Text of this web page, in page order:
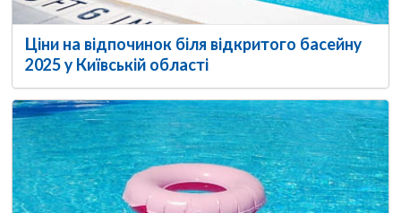
Ціни на відпочинок біля відкритого басейну
2025 у Київській області